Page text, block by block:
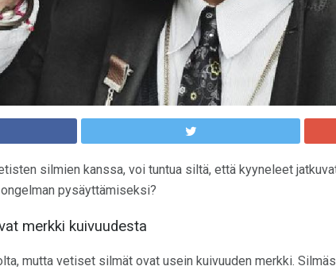
silmien kanssa, voi tuntua siltä, ​​että kyyneleet
pysäyttämiseksi?
merkki kuivuudesta
mutta vetiset silmät ovat usein kuivuuden merkki.